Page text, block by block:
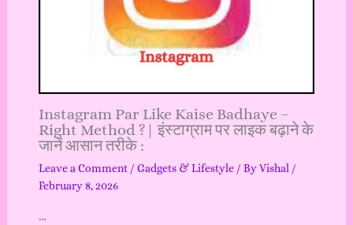
Instagram Par Like Kaise Badhaye –
Right Method ?| इंस्टाग्राम पर लाइक बढ़ाने के
जानें आसान तरीके :
Leave a Comment / Gadgets & Lifestyle/ ByVishal /
February 8, 2026
…